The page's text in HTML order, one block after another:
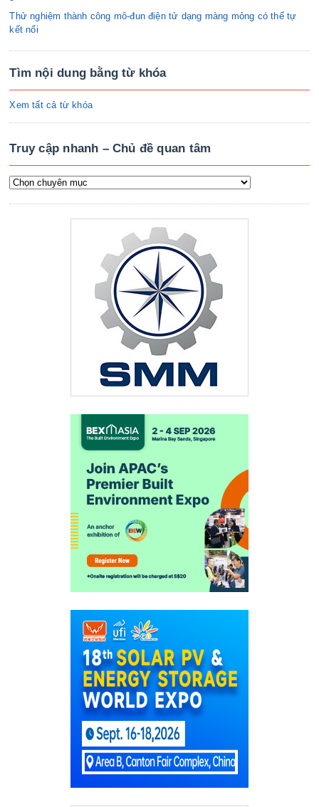
Thử nghiệm thành công mô-đun điện tử dạng màng mỏng có thể tự
kết nối
Tìm nội dung bằng từ khóa
Xem tất cả từ khóa
Truy cập nhanh – Chủ đề quan tâm